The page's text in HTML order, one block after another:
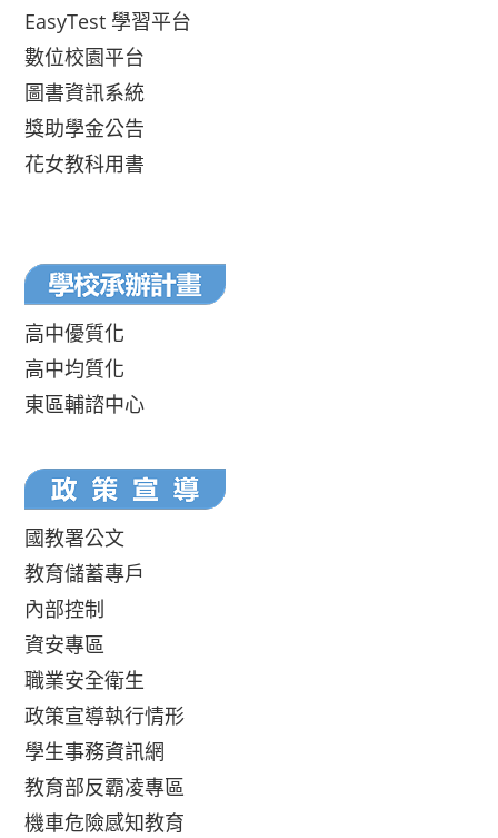
EasyTest 學習平台
數位校園平台
圖書資訊系統
獎助學金公告
花女教科用書
高中優質化
高中均質化
東區輔諮中心
國教署公文
教育儲蓄專戶
內部控制
資安專區
職業安全衛生
政策宣導執行情形
學生事務資訊網
教育部反霸凌專區
機車危險感知教育